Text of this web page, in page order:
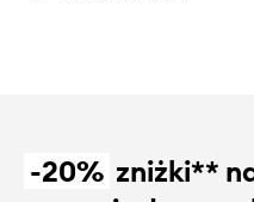
-20% zniżki**